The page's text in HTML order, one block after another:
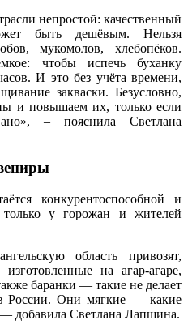
непростой: качественный
быть дешёвым. Нельзя
мукомолов, хлебопёков.
чтобы испечь буханку
И это без учёта времени,
закваски. Безусловно,
и повышаем их, только если
– пояснила Светлана
конкурентоспособной и
у горожан и жителей
область привозят,
на агар-агаре,
баранки — такие не делает
России. Они мягкие — какие
добавила Светлана Лапшина.